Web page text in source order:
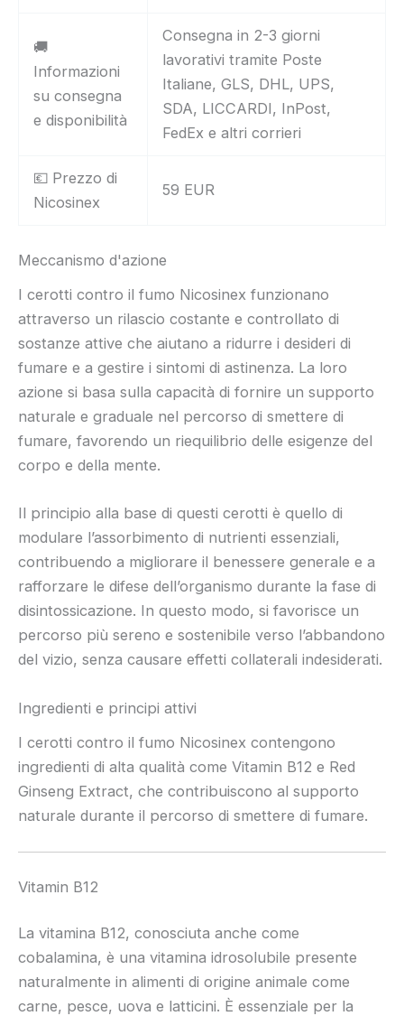
🚚
Informazioni
su consegna
e disponibilità
Consegna in 2-3 giorni
lavorativi tramite Poste
Italiane, GLS, DHL, UPS,
SDA, LICCARDI, InPost,
FedEx e altri corrieri
💶 Prezzo di
Nicosinex
59 EUR
Meccanismo d'azione
I cerotti contro il fumo Nicosinex funzionano
attraverso un rilascio costante e controllato di
sostanze attive che aiutano a ridurre i desideri di
fumare e a gestire i sintomi di astinenza. La loro
azione si basa sulla capacità di fornire un supporto
naturale e graduale nel percorso di smettere di
fumare, favorendo un riequilibrio delle esigenze del
corpo e della mente.
Il principio alla base di questi cerotti è quello di
modulare l’assorbimento di nutrienti essenziali,
contribuendo a migliorare il benessere generale e a
rafforzare le difese dell’organismo durante la fase di
disintossicazione. In questo modo, si favorisce un
percorso più sereno e sostenibile verso l’abbandono
del vizio, senza causare effetti collaterali indesiderati.
Ingredienti e principi attivi
I cerotti contro il fumo Nicosinex contengono
ingredienti di alta qualità come Vitamin B12 e Red
Ginseng Extract, che contribuiscono al supporto
naturale durante il percorso di smettere di fumare.
Vitamin B12
La vitamina B12, conosciuta anche come
cobalamina, è una vitamina idrosolubile presente
naturalmente in alimenti di origine animale come
carne, pesce, uova e latticini. È essenziale per la